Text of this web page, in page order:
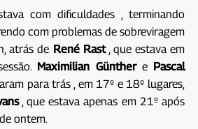
com dificuldades , terminando
com problemas de sobreviragem
atrás de René Rast, que estava em
Maximilian Günthere Pascal
para trás , em 17º e 18º lugares,
, que estava apenas em 21º após
ontem.